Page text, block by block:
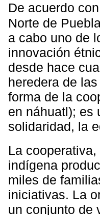
De acuerdo con
Norte de
a cabo uno de
innovación
desde hace
heredera de
forma de la
en náhuatl); es
solidaridad, la
La
indígena
miles de
iniciativas. La
un conjunto de